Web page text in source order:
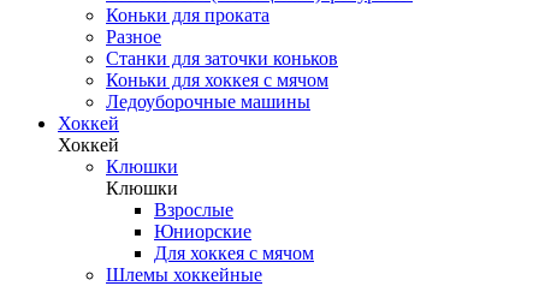
Коньки для проката
Разное
Станки для заточки коньков
Коньки для хоккея с мячом
Ледоуборочные машины
Хоккей
Хоккей
Клюшки
Клюшки
Взрослые
Юниорские
Для хоккея с мячом
Шлемы хоккейные